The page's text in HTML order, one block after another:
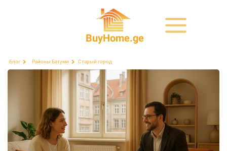
BuyHome.ge
Блог Районы Батуми Старый город